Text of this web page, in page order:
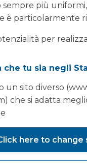
sempre più
è particolarmente
per
ma
in
per
non è una
che tu sia negli
un sito diverso
che si adatta
here to change